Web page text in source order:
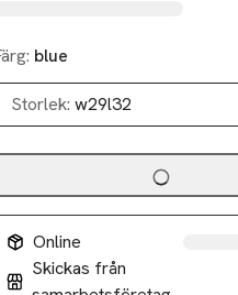
blue
Storlek: w29l32
Online
Skickas från